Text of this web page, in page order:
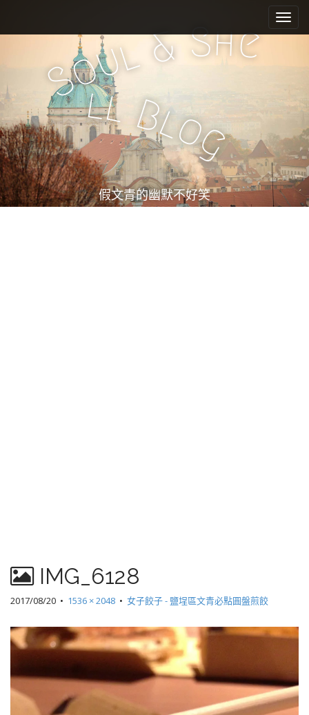
e
n
u
i
c
n
t
e
n
t
S
oul&She
ll Blog
假文青的幽默不好笑
IMG_6128
2017/08/20 • 1536 × 2048 • 女子餃子 - 鹽埕區文青必點圓盤煎餃